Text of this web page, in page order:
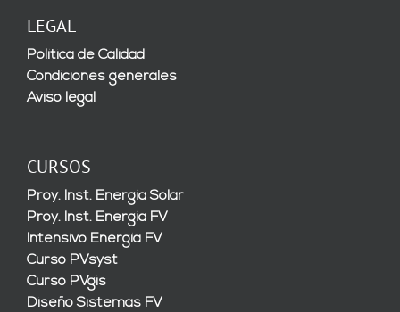
LEGAL
Política de Calidad
Condiciones generales
Aviso legal
CURSOS
Proy. Inst. Energía Solar
Proy. Inst. Energía FV
Intensivo Energía FV
Curso PVsyst
Curso PVgis
Diseño Sistemas FV